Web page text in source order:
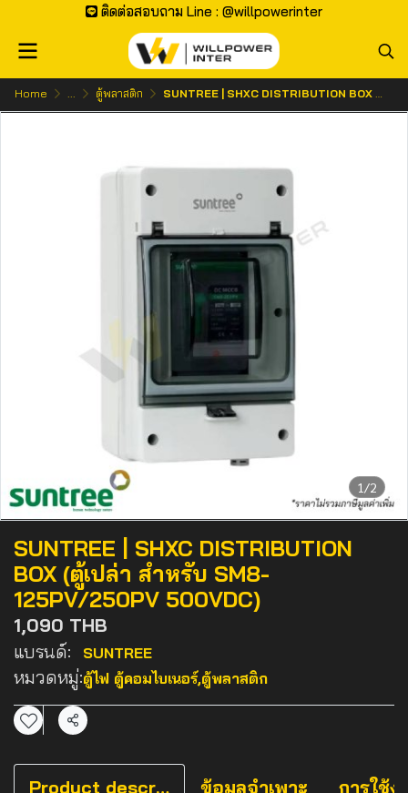
ติดต่อสอบถาม Line : @willpowerinter
Home ... ตู้พลาสติก SUNTREE | SHXC DISTRIBUTION BOX (ตู้เปล่า สำหรับ SM8-125PV/250PV 500VDC)
1/2
SUNTREE | SHXC DISTRIBUTION
BOX (ตู้เปล่า สำหรับ SM8-
125PV/250PV 500VDC)
1,090 THB
แบรนด์: SUNTREE
หมวดหมู่:ตู้ไฟ ตู้คอมไบเนอร์,ตู้พลาสติก
แชร์
Product description ข้อมูลจำเพาะ การใช้ง